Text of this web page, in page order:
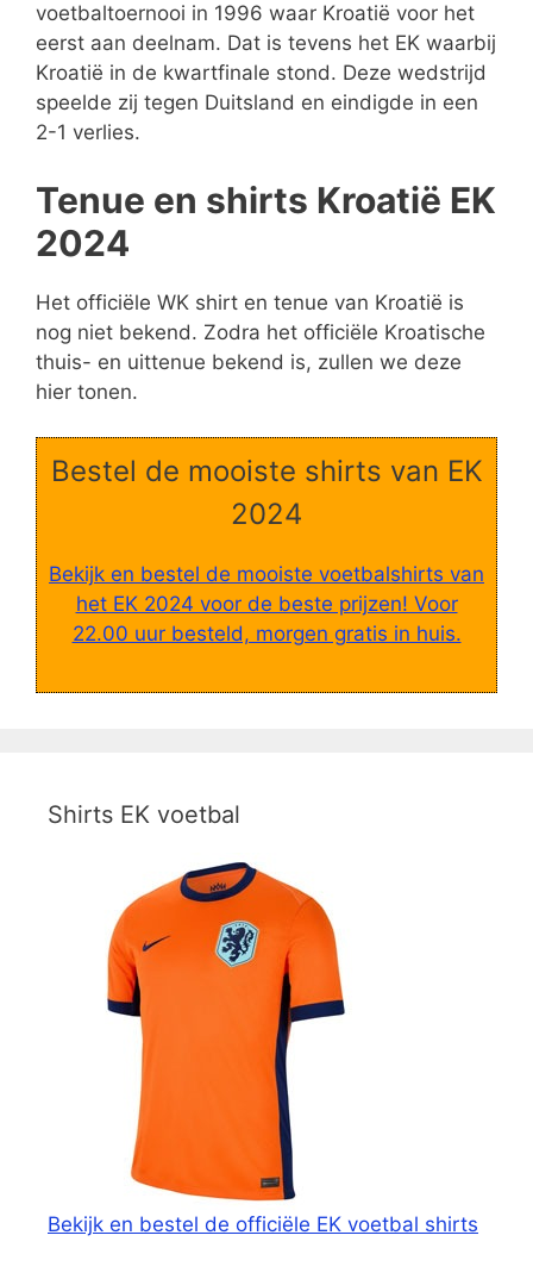
voetbaltoernooi in 1996 waar Kroatië voor het
eerst aan deelnam. Dat is tevens het EK waarbij
Kroatië in de kwartfinale stond. Deze wedstrijd
speelde zij tegen Duitsland en eindigde in een
2-1 verlies.
Tenue en shirts Kroatië EK
2024
Het officiële WK shirt en tenue van Kroatië is
nog niet bekend. Zodra het officiële Kroatische
thuis- en uittenue bekend is, zullen we deze
hier tonen.
Bestel de mooiste shirts van EK
2024
Bekijk en bestel de mooiste voetbalshirts van
het EK 2024 voor de beste prijzen! Voor
22.00 uur besteld, morgen gratis in huis.
Shirts EK voetbal
Bekijk en bestel de officiële EK voetbal shirts